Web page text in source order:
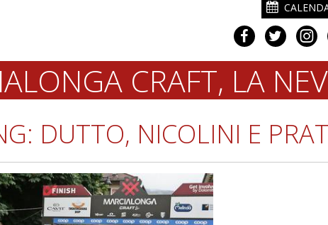
CRAFT, LA
DUTTO, NICOLINI E